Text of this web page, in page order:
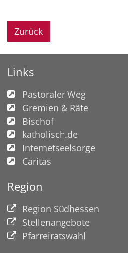
Zurück
Links
Pastoraler Weg
Gremien & Räte
Bischof
katholisch.de
Internetseelsorge
Caritas
Region
Region Südhessen
Stellenangebote
Pfarreiratswahl